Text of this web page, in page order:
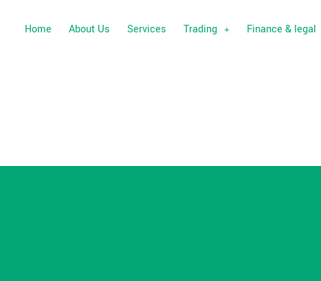
Home About Us Services Trading Finance & legal